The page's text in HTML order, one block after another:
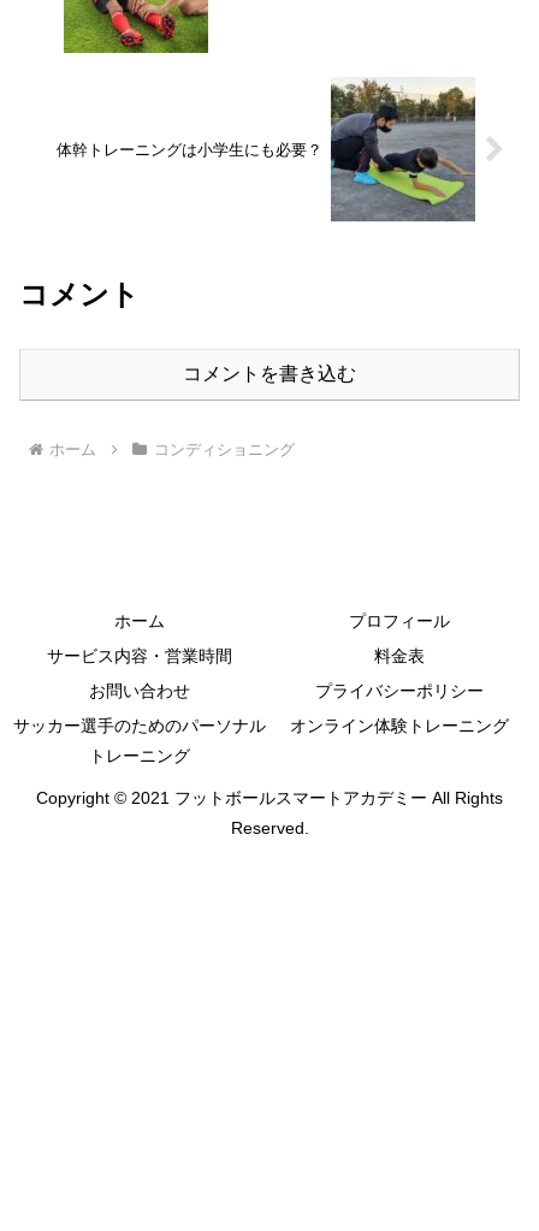
体幹トレーニングは小学生にも必要？
コメント
コメントを書き込む
ホーム コンディショニング
ホーム
プロフィール
サービス内容・営業時間
料金表
お問い合わせ
プライバシーポリシー
サッカー選手のためのパーソナル
トレーニング
オンライン体験トレーニング
Copyright © 2021 フットボールスマートアカデミー All Rights
Reserved.